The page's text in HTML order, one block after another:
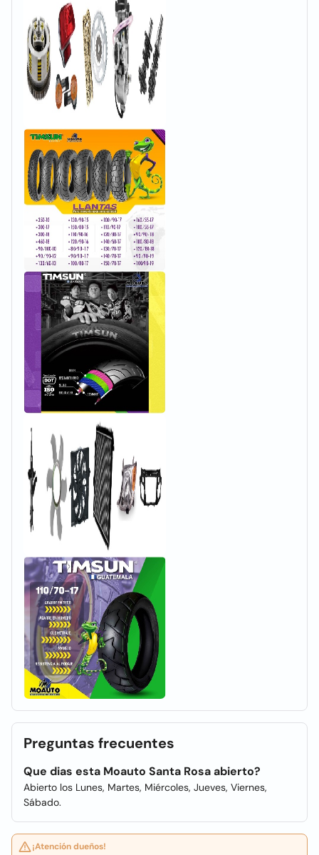
Preguntas frecuentes
Que dias esta Moauto Santa Rosa abierto?
Abierto los Lunes, Martes, Miércoles, Jueves, Viernes,
Sábado.
¡Atención dueños!